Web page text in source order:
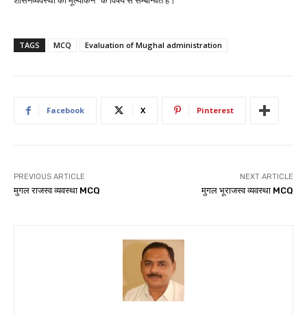
TAGS MCQ Evaluation of Mughal administration
Facebook X Pinterest
PREVIOUS ARTICLE
मुगल राजस्व व्यवस्था MCQ
NEXT ARTICLE
मुगल भूराजस्व व्यवस्था MCQ